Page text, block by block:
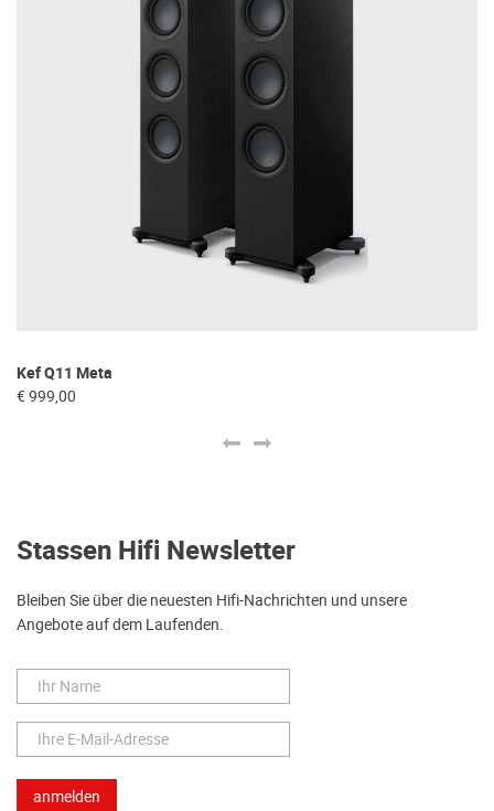
Kef Q11 Meta
€ 999,00
Stassen Hifi Newsletter
Bleiben Sie über die neuesten Hifi-Nachrichten und unsere
Angebote auf dem Laufenden.